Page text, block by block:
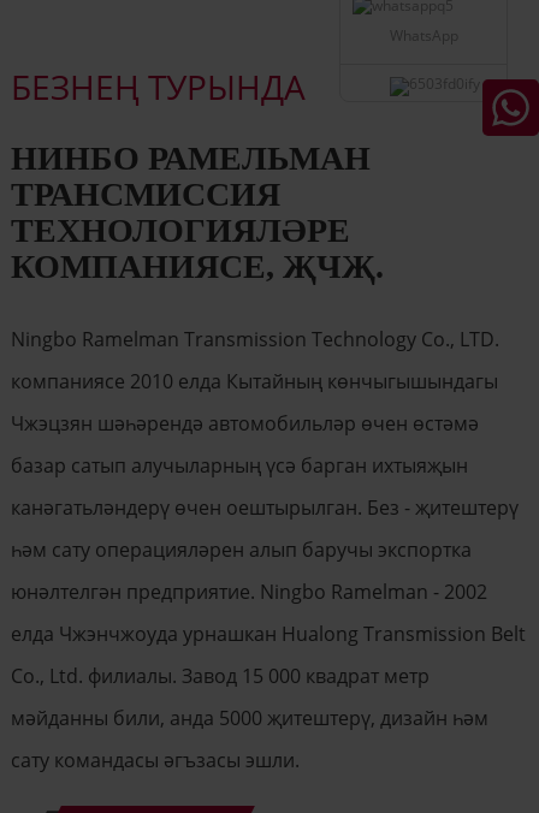
WhatsApp
БЕЗНЕҢ ТУРЫНДА
НИНБО РАМЕЛЬМАН
ТРАНСМИССИЯ
ТЕХНОЛОГИЯЛӘРЕ
КОМПАНИЯСЕ, ҖЧҖ.
Ningbo Ramelman Transmission Technology Co., LTD.
компаниясе 2010 елда Кытайның көнчыгышындагы
Чжэцзян шәһәрендә автомобильләр өчен өстәмә
базар сатып алучыларның үсә барган ихтыяҗын
канәгатьләндерү өчен оештырылган. Без - җитештерү
һәм сату операцияләрен алып баручы экспортка
юнәлтелгән предприятие. Ningbo Ramelman - 2002
елда Чжэнчжоуда урнашкан Hualong Transmission Belt
Co., Ltd. филиалы. Завод 15 000 квадрат метр
мәйданны били, анда 5000 җитештерү, дизайн һәм
сату командасы әгъзасы эшли.